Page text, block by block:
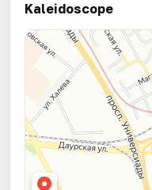
Kaleidoscope